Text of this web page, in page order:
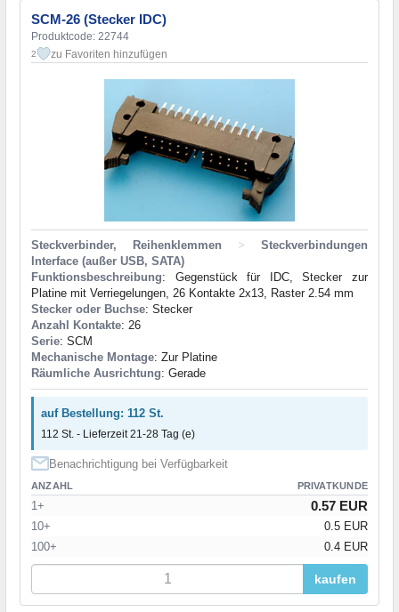
SCM-26 (Stecker IDC)
Produktcode: 22744
2 zu Favoriten hinzufügen
Steckverbinder, Reihenklemmen >
Steckverbindungen
Interface (außer USB, SATA)
Funktionsbeschreibung: Gegenstück für IDC, Stecker zur
Platine mit Verriegelungen, 26 Kontakte 2x13, Raster 2.54 mm
Stecker oder Buchse: Stecker
Anzahl Kontakte: 26
Serie: SCM
Mechanische Montage: Zur Platine
Räumliche Ausrichtung: Gerade
auf Bestellung: 112 St.
112 St. - Lieferzeit 21-28 Tag (e)
Benachrichtigung bei Verfügbarkeit
ANZAHL PRIVATKUNDE
1+ 0.57 EUR
10+
0.5 EUR
100+
0.4 EUR
kaufen